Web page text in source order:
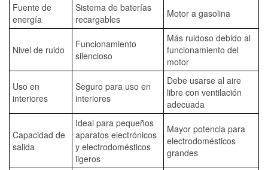
Fuente de
energía
Sistema de baterías
recargables
Motor a gasolina
Nivel de ruido
Funcionamiento
silencioso
Más ruidoso debido al
funcionamiento del
motor
Uso en
interiores
Seguro para uso en
interiores
Debe usarse al aire
libre con ventilación
adecuada
Capacidad de
salida
Ideal para pequeños
aparatos electrónicos
y electrodomésticos
ligeros
Mayor potencia para
electrodomésticos
grandes